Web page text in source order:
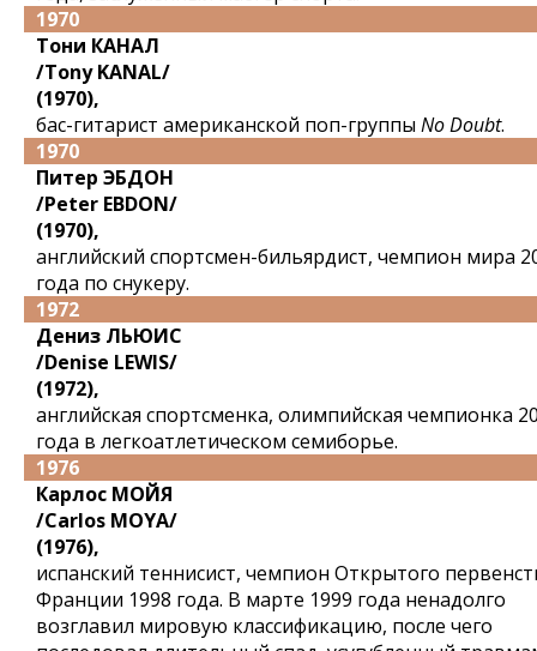
1970
Тони КАНАЛ
/Tony KANAL/
(1970),
бас-гитарист американской поп-группы No Doubt.
1970
Питер ЭБДОН
/Peter EBDON/
(1970),
английский спортсмен-бильярдист, чемпион мира
года по снукеру.
1972
Дениз ЛЬЮИС
/Denise LEWIS/
(1972),
английская спортсменка, олимпийская чемпионка
года в легкоатлетическом семиборье.
1976
Карлос МОЙЯ
/Carlos MOYA/
(1976),
испанский теннисист, чемпион Открытого
Франции 1998 года. В марте 1999 года ненадолго
возглавил мировую классификацию, после чего